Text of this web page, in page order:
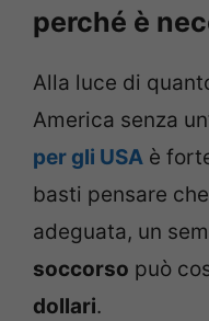
perché è
Alla luce di
America senza
per gli USA è
basti pensare
adeguata, un
soccorso può
dollari.